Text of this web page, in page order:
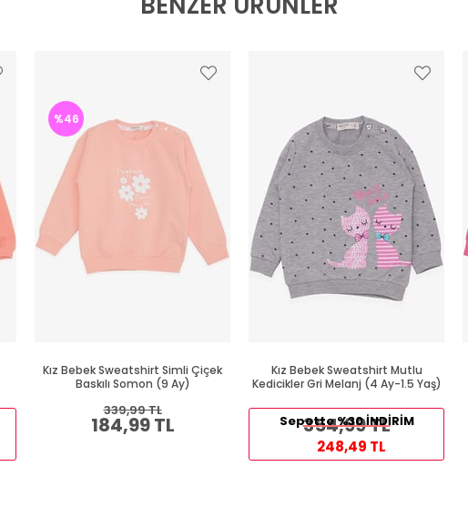
Kız Bebek Sweatshirt Simli Çiçek
Baskılı Somon (9 Ay)
184,99 TL
339,99 TL
%46
Kız Bebek Sweatshirt Mutlu
Kedicikler Gri Melanj (4 Ay-1.5 Yaş)
354,99 TL
Sepette %30 İNDİRİM
248,49 TL